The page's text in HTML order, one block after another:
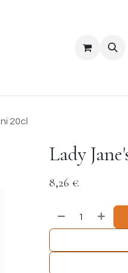
Evenementen
20cl
Lady
8,26 €